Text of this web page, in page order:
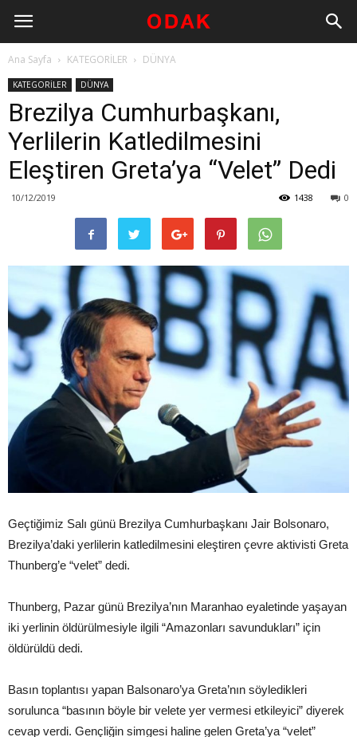
Ana Sayfa KATEGORİLER DÜNYA
KATEGORİLER DÜNYA
Brezilya Cumhurbaşkanı,
Yerlilerin Katledilmesini
Eleştiren Greta’ya “Velet” Dedi
10/12/2019 0
1438
Geçtiğimiz Salı günü Brezilya Cumhurbaşkanı Jair Bolsonaro,
Brezilya’daki yerlilerin katledilmesini eleştiren çevre aktivisti Greta
Thunberg’e “velet” dedi.
Thunberg, Pazar günü Brezilya’nın Maranhao eyaletinde yaşayan
iki yerlinin öldürülmesiyle ilgili “Amazonları savundukları” için
öldürüldü dedi.
Basın toplantısı yapan Balsonaro’ya Greta’nın söyledikleri
sorulunca “basının böyle bir velete yer vermesi etkileyici” diyerek
cevap verdi. Gençliğin simgesi haline gelen Greta’ya “velet”